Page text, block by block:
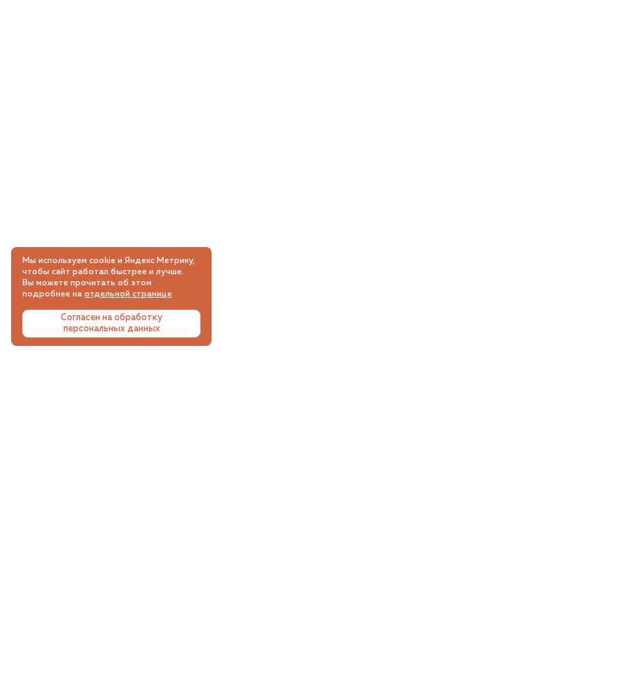
Мы используем cookie и Яндекс Метрику,
чтобы сайт работал быстрее и лучше.
Вы можете прочитать об этом
подробнее на отдельной странице
Согласен на обработку
персональных данных